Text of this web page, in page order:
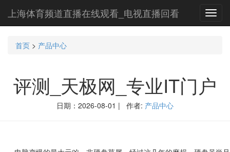
上海体育频道直播在线观看_电视直播回看
首页 > 产品中心
评测_天极网_专业IT门户
日期：2026-08-01 | 作者: 产品中心